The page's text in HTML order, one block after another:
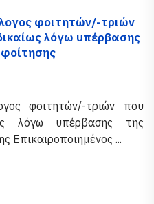
φοιτητών/-τριών
λόγω υπέρβασης
φοιτητών/-τριών που
λόγω υπέρβασης της
Επικαιροποιημένος ...